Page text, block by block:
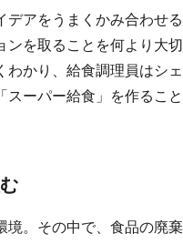
アをうまくかみ合わせ
ンを取ることを何より大
わかり、給食調理員はシ
ーパー給食」を作るこ
境。その中で、食品の廃